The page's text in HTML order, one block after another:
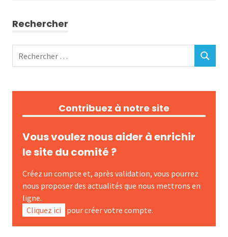
Rechercher
Contribuez à notre site
Vous voulez nous aider à enrichir
le site du comité ?
Créez un compte et, après validation, vous pourrez
nous proposer des actualités que nous mettrons en
ligne.
Cliquez ici
pour créer votre compte.